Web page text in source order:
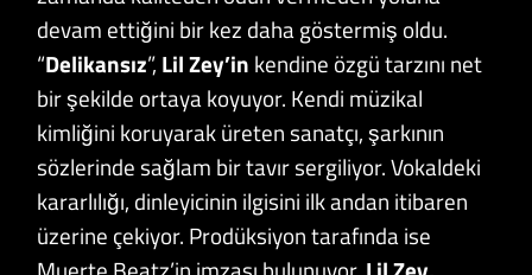
devam ettiğini bir kez daha göstermiş oldu.
“Delikansız”, Lil Zey’in kendine özgü tarzını net
bir şekilde ortaya koyuyor. Kendi müzikal
kimliğini koruyarak üreten sanatçı, şarkının
sözlerinde sağlam bir tavır sergiliyor. Vokaldeki
kararlılığı, dinleyicinin ilgisini ilk andan itibaren
üzerine çekiyor. Prodüksiyon tarafında ise